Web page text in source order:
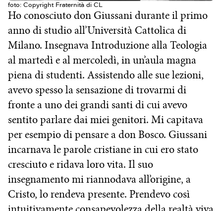
foto: Copyright Fraternità di CL
Ho conosciuto don Giussani durante il primo
anno di studio all’Università Cattolica di
Milano. Insegnava Introduzione alla Teologia
al martedì e al mercoledì, in un’aula magna
piena di studenti. Assistendo alle sue lezioni,
avevo spesso la sensazione di trovarmi di
fronte a uno dei grandi santi di cui avevo
sentito parlare dai miei genitori. Mi capitava
per esempio di pensare a don Bosco. Giussani
incarnava le parole cristiane in cui ero stato
cresciuto e ridava loro vita. Il suo
insegnamento mi riannodava all’origine, a
Cristo, lo rendeva presente. Prendevo così